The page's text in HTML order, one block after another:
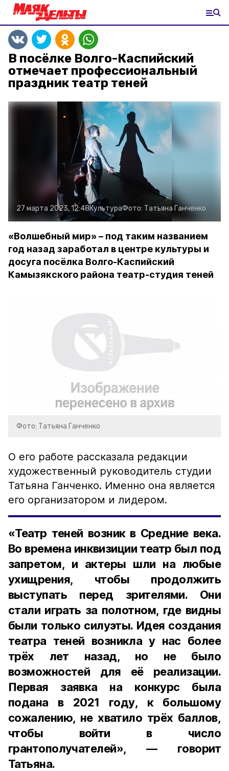
В посёлке Волго-Каспийский
отмечает профессиональный
праздник театр теней
27 марта 2023, 12:48КультураФото: Татьяна Ганченко
«Волшебный мир» – под таким названием
год назад заработал в центре культуры и
досуга посёлка Волго-Каспийский
Камызякского района театр-студия теней
Фото: Татьяна Ганченко
О его работе рассказала редакции
художественный руководитель студии
Татьяна Ганченко. Именно она является
его организатором и лидером.
«Театр теней возник в Средние века.
Во времена инквизиции театр был под
запретом, и актеры шли на любые
ухищрения, чтобы продолжить
выступать перед зрителями. Они
стали играть за полотном, где видны
были только силуэты. Идея создания
театра теней возникла у нас более
трёх лет назад, но не было
возможностей для её реализации.
Первая заявка на конкурс была
подана в 2021 году, к большому
сожалению, не хватило трёх баллов,
чтобы войти в число
грантополучателей», — говорит
Татьяна.